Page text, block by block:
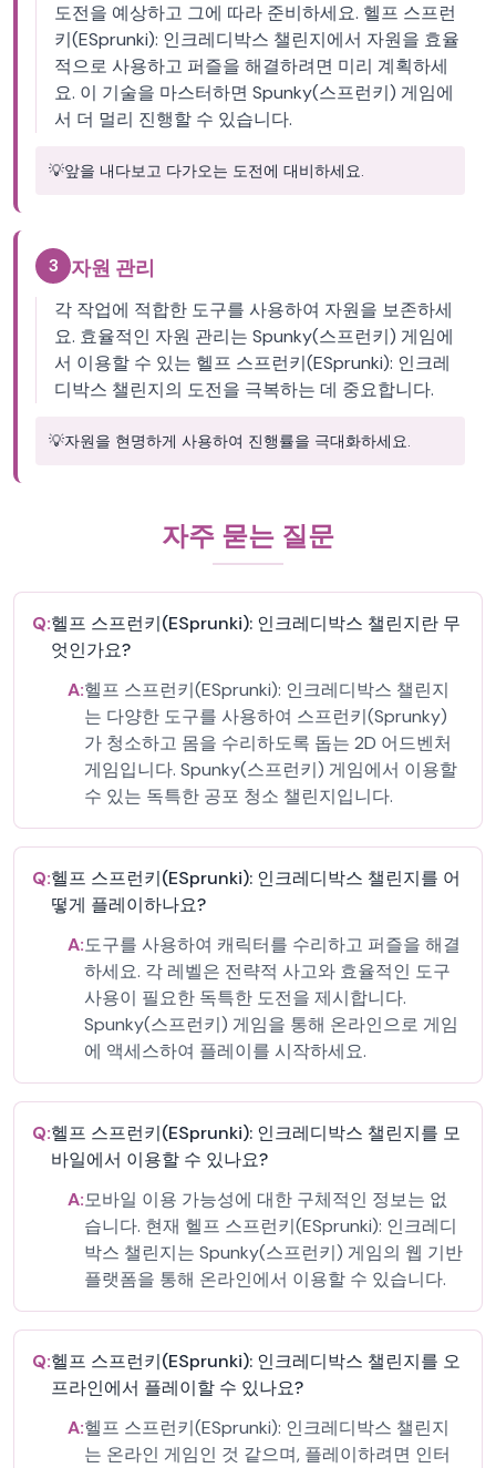
도전을 예상하고 그에 따라 준비하세요. 헬프 스프런
키(ESprunki): 인크레디박스 챌린지에서 자원을 효율
적으로 사용하고 퍼즐을 해결하려면 미리 계획하세
요. 이 기술을 마스터하면 Spunky(스프런키) 게임에
서 더 멀리 진행할 수 있습니다.
💡앞을 내다보고 다가오는 도전에 대비하세요.
3 자원 관리
각 작업에 적합한 도구를 사용하여 자원을 보존하세
요. 효율적인 자원 관리는 Spunky(스프런키) 게임에
서 이용할 수 있는 헬프 스프런키(ESprunki): 인크레
디박스 챌린지의 도전을 극복하는 데 중요합니다.
💡자원을 현명하게 사용하여 진행률을 극대화하세요.
자주 묻는 질문
Q:헬프 스프런키(ESprunki): 인크레디박스 챌린지란 무
엇인가요?
A:헬프 스프런키(ESprunki): 인크레디박스 챌린지
는 다양한 도구를 사용하여 스프런키(Sprunky)
가 청소하고 몸을 수리하도록 돕는 2D 어드벤처
게임입니다. Spunky(스프런키) 게임에서 이용할
수 있는 독특한 공포 청소 챌린지입니다.
Q:헬프 스프런키(ESprunki): 인크레디박스 챌린지를 어
떻게 플레이하나요?
A:도구를 사용하여 캐릭터를 수리하고 퍼즐을 해결
하세요. 각 레벨은 전략적 사고와 효율적인 도구
사용이 필요한 독특한 도전을 제시합니다.
Spunky(스프런키) 게임을 통해 온라인으로 게임
에 액세스하여 플레이를 시작하세요.
Q:헬프 스프런키(ESprunki): 인크레디박스 챌린지를 모
바일에서 이용할 수 있나요?
A:모바일 이용 가능성에 대한 구체적인 정보는 없
습니다. 현재 헬프 스프런키(ESprunki): 인크레디
박스 챌린지는 Spunky(스프런키) 게임의 웹 기반
플랫폼을 통해 온라인에서 이용할 수 있습니다.
Q:헬프 스프런키(ESprunki): 인크레디박스 챌린지를 오
프라인에서 플레이할 수 있나요?
A:헬프 스프런키(ESprunki): 인크레디박스 챌린지
는 온라인 게임인 것 같으며, 플레이하려면 인터